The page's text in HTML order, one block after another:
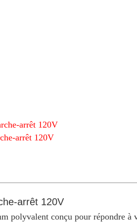
arrêt 120V
arrêt 120V
arrêt 120V
polyvalent conçu pour répondre